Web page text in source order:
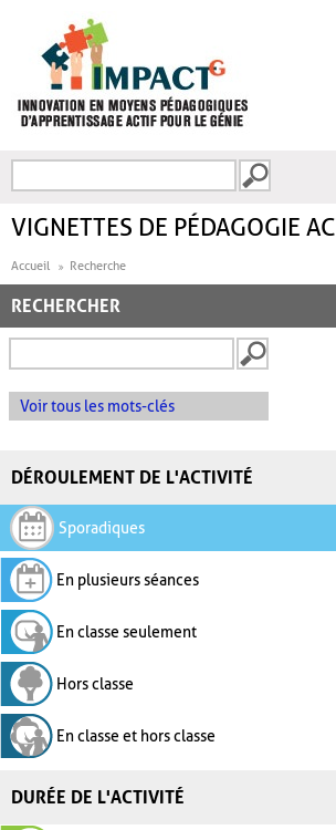
FORMULAIRE DE
VIGNETTES DE PÉDAGOGIE
Accueil Recherche
RECHERCHER
Voir tous les mots-clés
DÉROULEMENT DE L'ACTIVITÉ
Sporadiques
En plusieurs séances
En classe seulement
Hors classe
En classe et hors classe
DURÉE DE L'ACTIVITÉ